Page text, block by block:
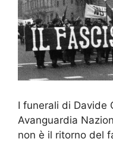
I funerali di Davide
Avanguardia
non è il ritorno del